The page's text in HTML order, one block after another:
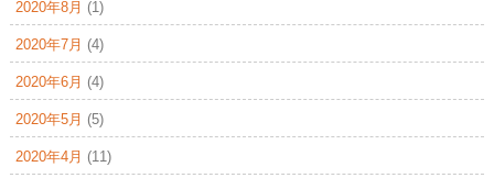
2020年8月 (1)
2020年7月 (4)
2020年6月 (4)
2020年5月 (5)
2020年4月 (11)